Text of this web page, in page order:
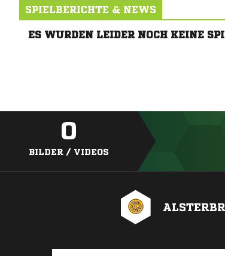
SPIELBERICHTE & NEWS
ES WURDEN LEIDER NOCH KEINE
0
BILDER / VIDEOS